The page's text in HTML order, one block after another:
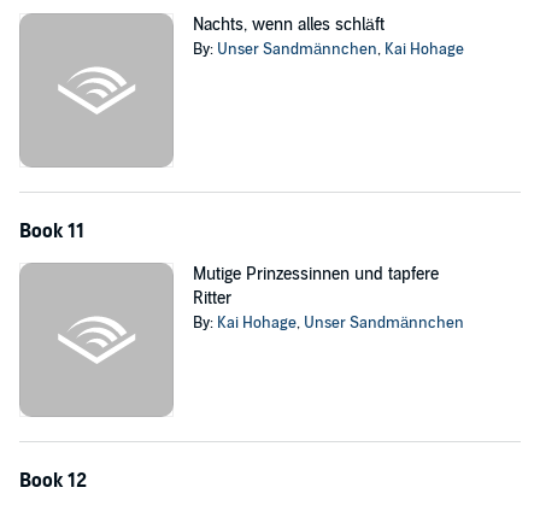
Nachts, wenn alles schläft
By: Unser Sandmännchen, Kai Hohage
Book 11
Mutige Prinzessinnen und tapfere
Ritter
By: Kai Hohage, Unser Sandmännchen
Book 12